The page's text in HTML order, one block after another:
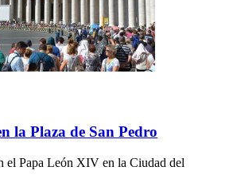
la Plaza de San Pedro
el Papa León XIV en la Ciudad del